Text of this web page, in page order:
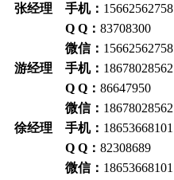
张经理 手机： 15662562758
Q Q ： 83708300
微信： 15662562758
游经理 手机： 18678028562
Q Q ： 86647950
微信： 18678028562
徐经理 手机： 18653668101
Q Q ： 82308689
微信： 18653668101